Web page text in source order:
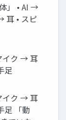
」 • AI →
耳 • スピ
イク → 耳
足
イク → 耳
足 「動